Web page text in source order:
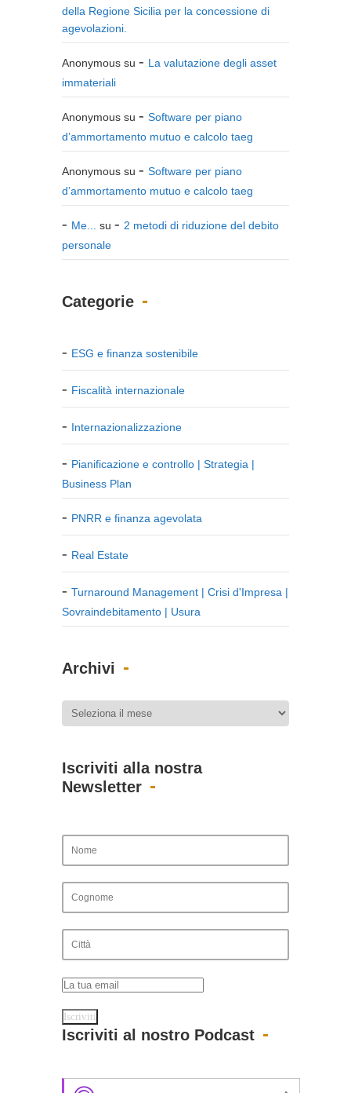
della Regione Sicilia per la concessione di
agevolazioni.
Anonymous su
La valutazione degli asset
immateriali
Anonymous su
Software per piano
d’ammortamento mutuo e calcolo taeg
Anonymous su
Software per piano
d’ammortamento mutuo e calcolo taeg
Me... su
2 metodi di riduzione del debito
personale
Categorie
ESG e finanza sostenibile
Fiscalità internazionale
Internazionalizzazione
Pianificazione e controllo | Strategia |
Business Plan
PNRR e finanza agevolata
Real Estate
Turnaround Management | Crisi d'Impresa |
Sovraindebitamento | Usura
Archivi
Iscriviti alla nostra
Newsletter
Iscriviti al nostro Podcast